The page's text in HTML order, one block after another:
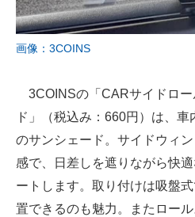
画像：3COINS
3COINSの「CARサイドロー
ド」（税込み：660円）は、
のサンシェード。サイドウィ
感で、日差しを遮りながら快
ートします。取り付けは吸盤
置できるのも魅力。またロー